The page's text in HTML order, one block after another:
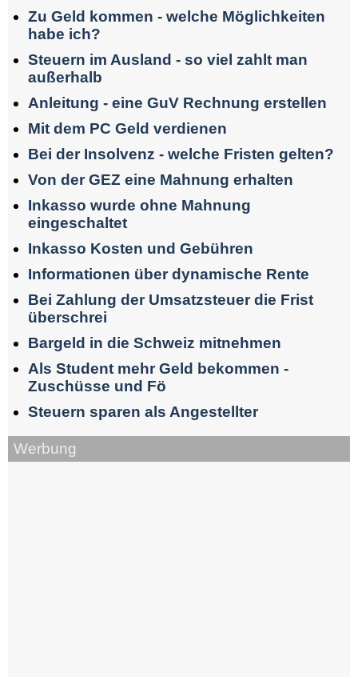
Zu Geld kommen - welche Möglichkeiten
habe ich?
Steuern im Ausland - so viel zahlt man
außerhalb
Anleitung - eine GuV Rechnung erstellen
Mit dem PC Geld verdienen
Bei der Insolvenz - welche Fristen gelten?
Von der GEZ eine Mahnung erhalten
Inkasso wurde ohne Mahnung
eingeschaltet
Inkasso Kosten und Gebühren
Informationen über dynamische Rente
Bei Zahlung der Umsatzsteuer die Frist
überschrei
Bargeld in die Schweiz mitnehmen
Als Student mehr Geld bekommen -
Zuschüsse und Fö
Steuern sparen als Angestellter
Werbung